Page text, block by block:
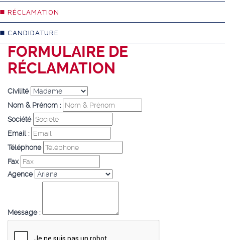
RÉCLAMATION
CANDIDATURE
FORMULAIRE DE
RÉCLAMATION
Civilité
Nom & Prénom :
Société
Email :
Téléphone
Fax
Agence
Message :